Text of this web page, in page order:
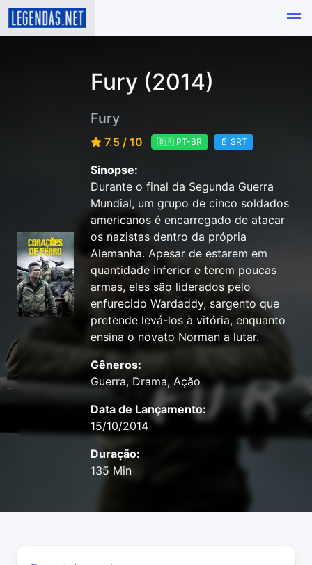
Fury (2014)
Fury
7.5 / 10 🇧🇷 PT-BR 📄 SRT
Sinopse:
Durante o final da Segunda Guerra
Mundial, um grupo de cinco soldados
americanos é encarregado de atacar
os nazistas dentro da própria
Alemanha. Apesar de estarem em
quantidade inferior e terem poucas
armas, eles são liderados pelo
enfurecido Wardaddy, sargento que
pretende levá-los à vitória, enquanto
ensina o novato Norman a lutar.
Gêneros:
Guerra, Drama, Ação
Data de Lançamento:
15/10/2014
Duração:
135 Min